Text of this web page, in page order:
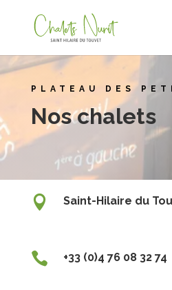
PLATEAU DES
Nos chalets
 Saint-Hilaire du
 +33 (0)4 76 08 32 74